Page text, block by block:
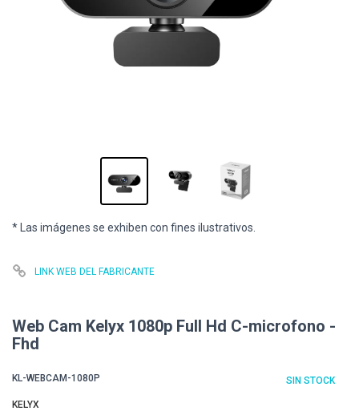
* Las imágenes se exhiben con fines ilustrativos.
LINK WEB DEL FABRICANTE
Web Cam Kelyx 1080p Full Hd C-microfono -
Fhd
KL-WEBCAM-1080P SIN STOCK
KELYX